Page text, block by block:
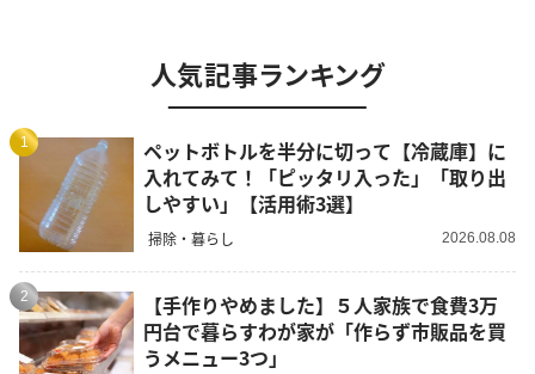
人気記事ランキング
1
ペットボトルを半分に切って【冷蔵庫】に
入れてみて！「ピッタリ入った」「取り出
しやすい」【活用術3選】
掃除・暮らし 2026.08.08
2
【手作りやめました】５人家族で食費3万
円台で暮らすわが家が「作らず市販品を買
うメニュー3つ」